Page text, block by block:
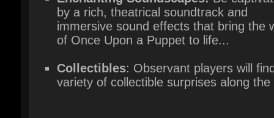
Collectibles: Observant players will find
variety of collectible surprises along the